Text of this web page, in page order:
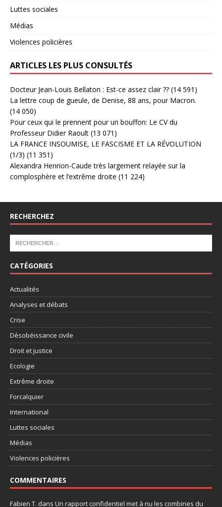
Luttes sociales
Médias
Violences policières
ARTICLES LES PLUS CONSULTÉS
Docteur Jean-Louis Bellaton : Est-ce assez clair ?? (14 591)
La lettre coup de gueule, de Denise, 88 ans, pour Macron.
(14 050)
Pour ceux qui le prennent pour un bouffon: Le CV du
Professeur Didier Raoult (13 071)
LA FRANCE INSOUMISE, LE FASCISME ET LA RÉVOLUTION
(1/3) (11 351)
Alexandra Henrion-Caude très largement relayée sur la
complosphère et l’extrême droite (11 224)
RECHERCHEZ
CATÉGORIES
Actualités
Analyses et débats
Crise
Désobéissance civile
Droit et justice
Ecologie
Extrême droite
Forcalquier
International
Luttes sociales
Médias
Violences policières
COMMENTAIRES
Fabien T. dans Un rapport confidentiel met à nu les combines du